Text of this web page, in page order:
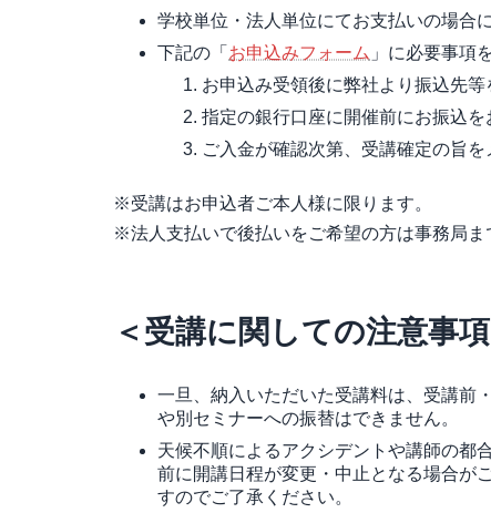
学校単位・法人単位にてお支払いの場合
下記の「 お申込みフォーム 」に必要事項
お申込み受領後に弊社より振込先
指定の銀行口座に開催前にお振込を
ご入金が確認次第、受講確定の旨を
※受講はお申込者ご本人様に限ります。
※法人支払いで後払いをご希望の方は事務局ま
＜受講に関しての注意事項
一旦、納入いただいた受講料は、受講前
や別セミナーへの振替はできません。
天候不順によるアクシデントや講師の都
前に開講日程が変更・中止となる場合が
すのでご了承ください。